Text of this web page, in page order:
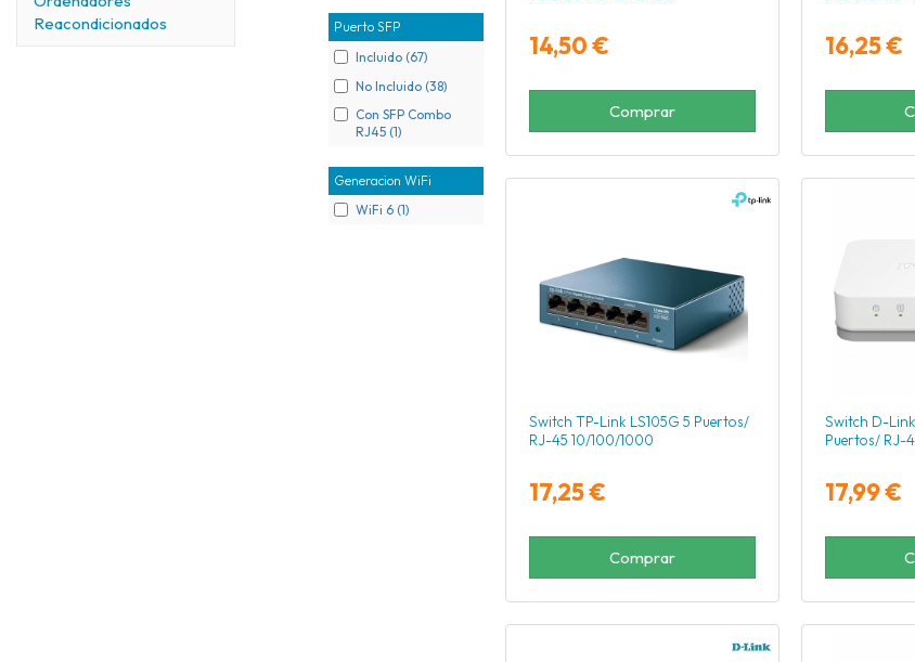
Reacondicionados
Puerto SFP
Incluido (67)
No Incluido (38)
Con SFP Combo
RJ45 (1)
Generacion WiFi
WiFi 6 (1)
14,50 €
Comprar
16,25 €
Switch TP-Link LS105G 5 Puertos/
RJ-45 10/100/1000
17,25 €
Comprar
Switch D-
Puertos/ RJ-
17,99 €